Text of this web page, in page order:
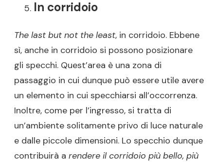
In corridoio
The last but not the least, in corridoio. Ebbene
sì, anche in corridoio si possono posizionare
gli specchi. Quest’area è una zona di
passaggio in cui dunque può essere utile avere
un elemento in cui specchiarsi all’occorrenza.
Inoltre, come per l’ingresso, si tratta di
un’ambiente solitamente privo di luce naturale
e dalle piccole dimensioni. Lo specchio dunque
contribuirà a rendere il corridoio più bello, più